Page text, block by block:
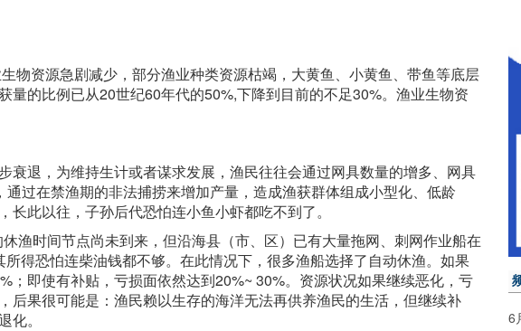
物资源急剧减少，部分渔业种类资源枯竭，大黄鱼、小黄鱼、带鱼等底层
量的比例已从20世纪60年代的50%,下降到目前的不足30%。渔业生物资
衰退，为维持生计或者谋求发展，渔民往往会通过网具数量的增多、网具
过在禁渔期的非法捕捞来增加产量，造成渔获群体组成小型化、低龄
此以往，子孙后代恐怕连小鱼小虾都吃不到了。
渔时间节点尚未到来，但沿海县（市、区）已有大量拖网、刺网作业船在
得恐怕连柴油钱都不够。在此情况下，很多渔船选择了自动休渔。如果
；即使有补贴，亏损面依然达到20%~ 30%。资源状况如果继续恶化，亏
后果很可能是：渔民赖以生存的海洋无法再供养渔民的生活，但继续补
。
6